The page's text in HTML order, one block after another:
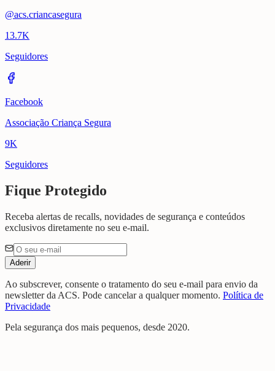
@acs.criancasegura
13.7K
Seguidores
Facebook
Associação Criança Segura
9K
Seguidores
Fique Protegido
Receba alertas de recalls, novidades de segurança e conteúdos
exclusivos diretamente no seu e-mail.
Aderir
Ao subscrever, consente o tratamento do seu e-mail para envio da
newsletter da ACS. Pode cancelar a qualquer momento. Política de
Privacidade
Pela segurança dos mais pequenos, desde 2020.